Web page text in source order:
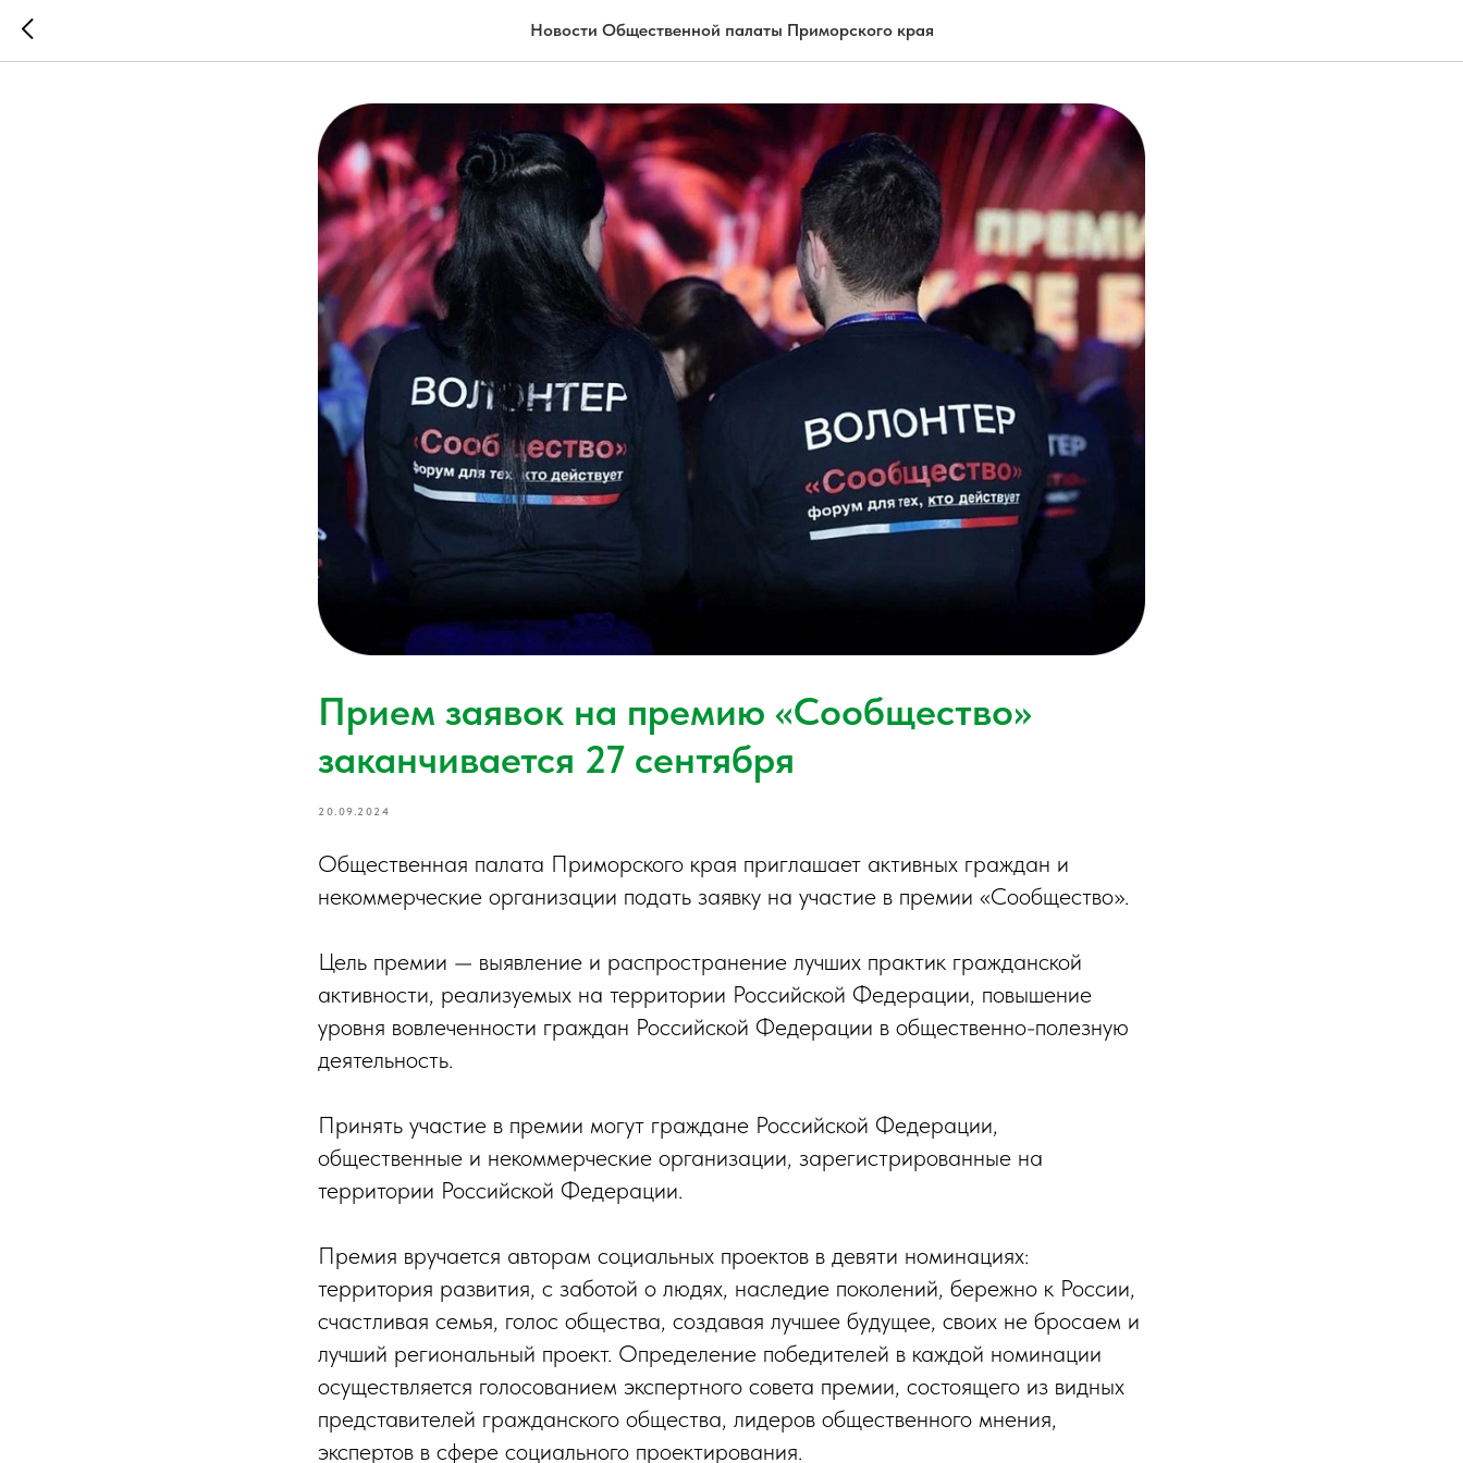
Новости Общественной палаты Приморского края
Прием заявок на премию «Сообщество»
заканчивается 27 сентября
20.09.2024
Общественная палата Приморского края приглашает активных граждан и
некоммерческие организации подать заявку на участие в премии «Сообщество».
Цель премии — выявление и распространение лучших практик гражданской
активности, реализуемых на территории Российской Федерации, повышение
уровня вовлеченности граждан Российской Федерации в общественно-полезную
деятельность.
Принять участие в премии могут граждане Российской Федерации,
общественные и некоммерческие организации, зарегистрированные на
территории Российской Федерации.
Премия вручается авторам социальных проектов в девяти номинациях:
территория развития, с заботой о людях, наследие поколений, бережно к России,
счастливая семья, голос общества, создавая лучшее будущее, своих не бросаем и
лучший региональный проект. Определение победителей в каждой номинации
осуществляется голосованием экспертного совета премии, состоящего из видных
представителей гражданского общества, лидеров общественного мнения,
экспертов в сфере социального проектирования.